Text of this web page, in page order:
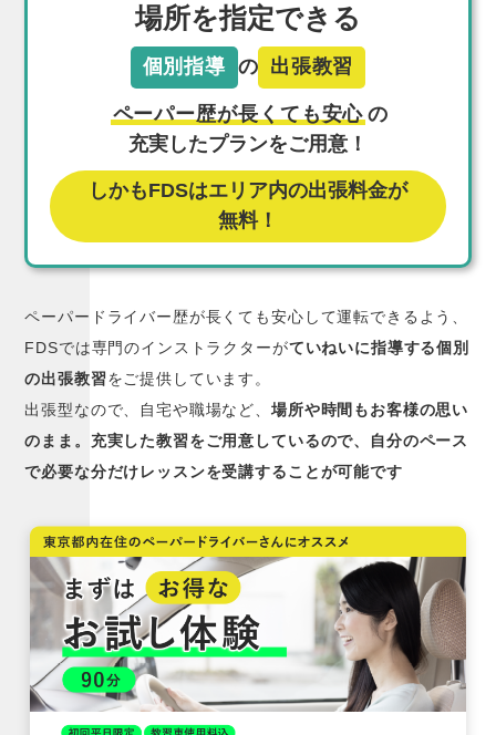
場所を指定できる
個別指導 の 出張教習
ペーパー歴が長くても安心 の
充実したプランをご用意！
しかもFDSはエリア内の出張料金が
無料！
ペーパードライバー歴が長くても安心して運転できるよう、
FDSでは専門のインストラクターがていねいに指導する個別
の出張教習をご提供しています。
出張型なので、自宅や職場など、 場所や時間もお客様の思い
のまま。充実した教習をご用意しているので、自分のペース
で必要な分だけレッスンを受講することが可能です